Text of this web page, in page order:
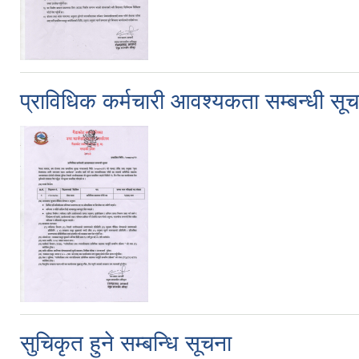
प्राविधिक कर्मचारी आवश्यकता सम्बन्धी
सुचिकृत हुने सम्बन्धि सूचना